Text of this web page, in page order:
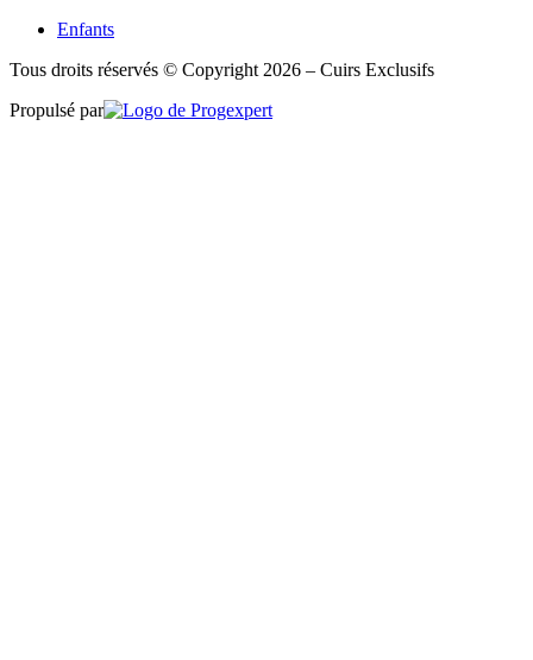
Enfants
Tous droits réservés © Copyright 2026 – Cuirs Exclusifs
Propulsé par